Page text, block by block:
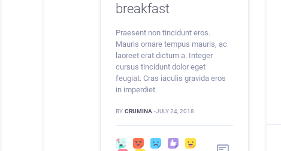
breakfast
Praesent non tincidunt eros.
Mauris ornare tempus mauris, ac
laoreet erat dictum a. Integer
cursus tincidunt dolor eget
feugiat. Cras iaculis gravida eros
in imperdiet.
BY CRUMINA -JULY 24, 2018